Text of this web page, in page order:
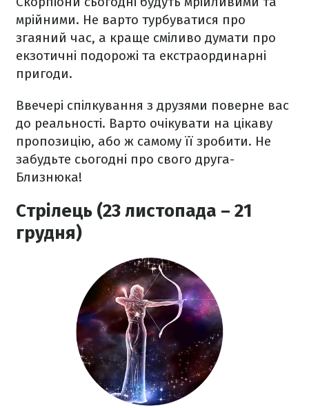
мрійними. Не варто турбуватися про
згаяний час, а краще сміливо думати про
екзотичні подорожі та екстраординарні
пригоди.
Ввечері спілкування з друзями поверне вас
до реальності. Варто очікувати на цікаву
пропозицію, або ж самому її зробити. Не
забудьте сьогодні про свого друга-
Близнюка!
Стрілець (23 листопада – 21
грудня)